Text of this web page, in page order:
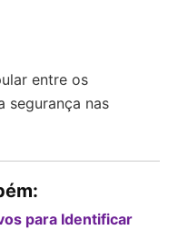
entre os
segurança nas
para Identificar